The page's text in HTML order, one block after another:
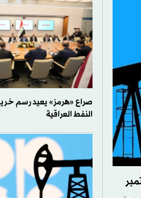
صراع «هرمز» يعيد رسم
النفط العراقية